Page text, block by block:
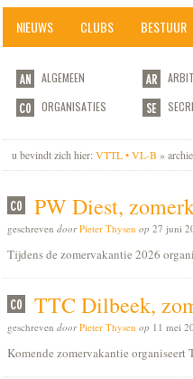
NIEUWS CLUBS BESTUUR
ALGEMEEN
ORGANISATIES
u bevindt zich hier: VTTL • VL-B »
PW Diest,
geschreven door Pieter Thysen op 27 juni
Tijdens de zomervakantie 2026
TTC Dilbeek,
geschreven door Pieter Thysen op 11 mei
Komende zomervakantie